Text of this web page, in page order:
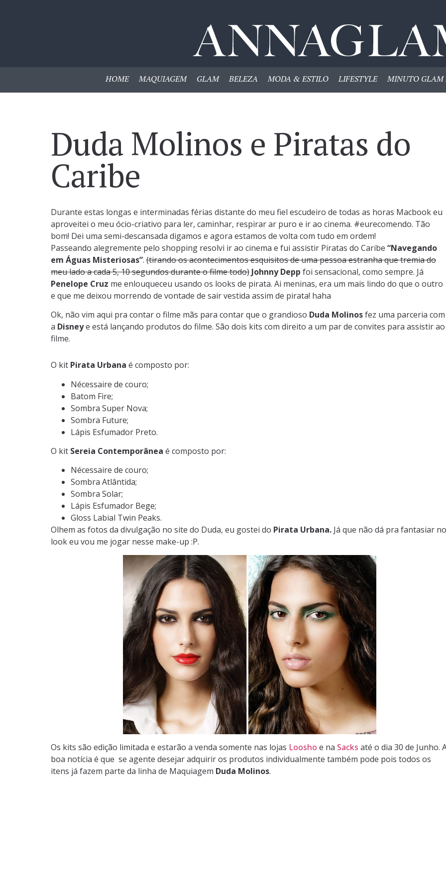
HOME MAQUIAGEM GLAM BELEZA MODA & ESTILO LIFESTYLE MINUTO GLAM
Duda Molinos e Piratas do
Caribe
Durante estas longas e interminadas férias distante do meu fiel escudeiro de todas as horas Macbook eu
aproveitei o meu ócio-criativo para ler, caminhar, respirar ar puro e ir ao cinema. #eurecomendo. Tão
bom! Dei uma semi-descansada digamos e agora estamos de volta com tudo em ordem!
Passeando alegremente pelo shopping resolvi ir ao cinema e fui assistir Piratas do Caribe “Navegando
em Águas Misteriosas”. (tirando os acontecimentos esquisitos de uma pessoa estranha que tremia do
meu lado a cada 5, 10 segundos durante o filme todo) Johnny Depp foi sensacional, como sempre. Já
Penelope Cruz me enlouqueceu usando os looks de pirata. Ai meninas, era um mais lindo do que o outro
e que me deixou morrendo de vontade de sair vestida assim de pirata! haha
Ok, não vim aqui pra contar o filme mãs para contar que o grandioso Duda Molinosfez uma parceria com
a Disneye está lançando produtos do filme. São dois kits com direito a um par de convites para assistir ao
filme.
O kit Pirata Urbana é composto por:
Nécessaire de couro;
Batom Fire;
Sombra Super Nova;
Sombra Future;
Lápis Esfumador Preto.
O kit Sereia Contemporânea é composto por:
Nécessaire de couro;
Sombra Atlântida;
Sombra Solar;
Lápis Esfumador Bege;
Gloss Labial Twin Peaks.
Olhem as fotos da divulgação no site do Duda, eu gostei do Pirata Urbana. Já que não dá pra fantasiar no
look eu vou me jogar nesse make-up :P.
Os kits são edição limitada e estarão a venda somente nas lojas Loosho e na Sacks até o dia 30 de Junho.
boa notícia é que se agente desejar adquirir os produtos individualmente também pode pois todos os
itens já fazem parte da linha de Maquiagem Duda Molinos.